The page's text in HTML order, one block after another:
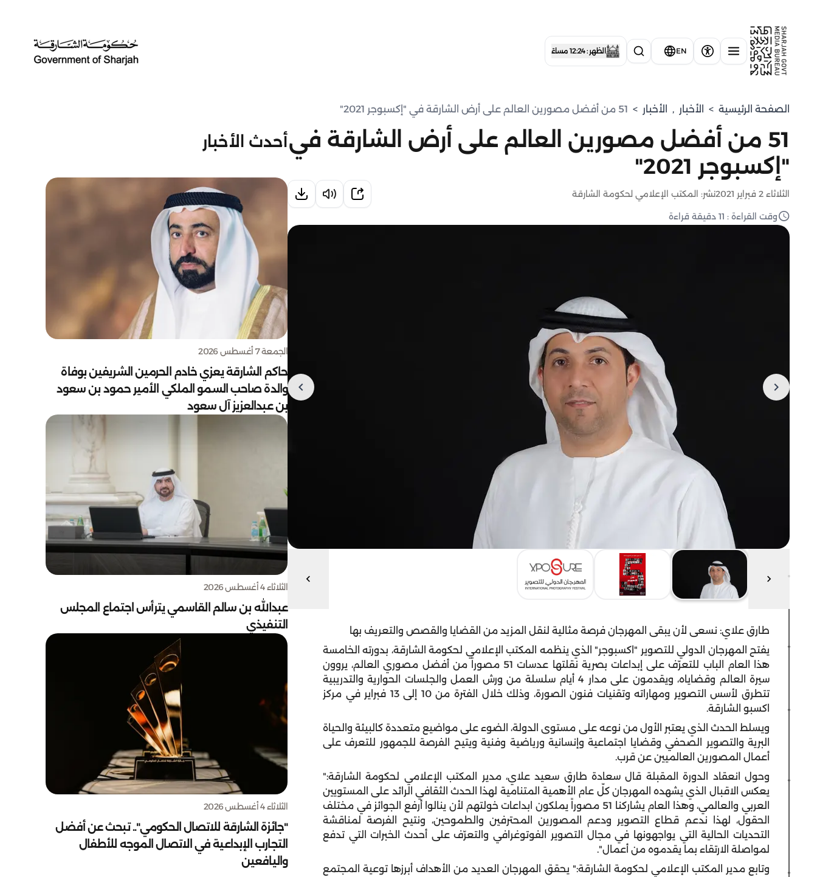
EN الظهر : 12:24 مساءً
الصفحة الرئيسية > الأخبار , الأخبار > 51 من أفضل مصورين العالم على أرض الشارقة في "إكسبوجر 2021"
51 من أفضل مصورين العالم على أرض الشارقة في
"إكسبوجر 2021"
الثلاثاء 2 فبراير 2021 نشر: المكتب الإعلامي لحكومة الشارقة
وقت القراءة : 11 دقيقة قراءة
طارق علاي: نسعى لأن يبقى المهرجان فرصة مثالية لنقل المزيد من القضايا والقصص والتعريف بها
يفتح المهرجان الدولي للتصوير "اكسبوجر" الذي ينظمه المكتب الإعلامي لحكومة الشارقة، بدورته الخامسة
هذا العام الباب للتعرّف على إبداعات بصرية نقلتها عدسات 51 مصوراً من أفضل مصوري العالم، يروون
سيرة العالم وقضاياه، ويقدمون على مدار 4 أيام سلسلة من ورش العمل والجلسات الحوارية والتدريبية
تتطرق لأسس التصوير ومهاراته وتقنيات فنون الصورة، وذلك خلال الفترة من 10 إلى 13 فبراير في مركز
اكسبو الشارقة.
ويسلط الحدث الذي يعتبر الأول من نوعه على مستوى الدولة، الضوء على مواضيع متعددة كالبيئة والحياة
البرية والتصوير الصحفي وقضايا اجتماعية وإنسانية ورياضية وفنية ويتيح الفرصة للجمهور للتعرف على
أعمال المصورين العالميين عن قرب.
وحول انعقاد الدورة المقبلة قال سعادة طارق سعيد علاي، مدير المكتب الإعلامي لحكومة الشارقة:"
يعكس الاقبال الذي يشهده المهرجان كلّ عام الأهمية المتنامية لهذا الحدث الثقافي الرائد على المستويين
العربي والعالمي، وهذا العام يشاركنا 51 مصوراً يملكون ابداعات خولتهم لأن ينالوا أرفع الجوائز في مختلف
الحقول، لهذا ندعم قطاع التصوير ودعم المصورين المحترفين والطموحين، ونتيح الفرصة لمناقشة
التحديات الحالية التي يواجهونها في مجال التصوير الفوتوغرافي والتعرّف على أحدث الخبرات التي تدفع
لمواصلة الارتقاء بما يقدموه من أعمال".
وتابع مدير المكتب الإعلامي لحكومة الشارقة:" يحقق المهرجان العديد من الأهداف أبرزها توعية المجتمع
أحدث الأخبار
الجمعة 7 أغسطس 2026
حاكم الشارقة يعزي خادم الحرمين الشريفين بوفاة
والدة صاحب السمو الملكي الأمير حمود بن سعود
بن عبدالعزيز آل سعود
الثلاثاء 4 أغسطس 2026
عبدالله بن سالم القاسمي يترأس اجتماع المجلس
التنفيذي
الثلاثاء 4 أغسطس 2026
"جائزة الشارقة للاتصال الحكومي".. تبحث عن أفضل
التجارب الإبداعية في الاتصال الموجه للأطفال
واليافعين